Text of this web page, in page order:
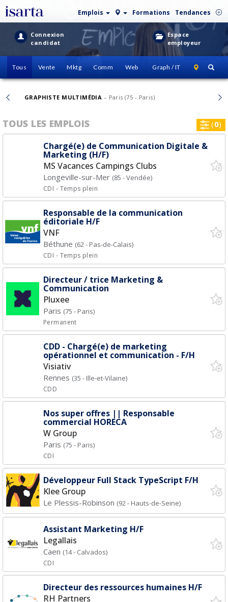
Emplois Formations Tendances
Connexion
candidat
Espace
employeur
Tous Vente Mktg Comm Web Graph / IT
- Paris)
CHARGÉ(E) DE COMMUNICATION ET
EN SÉJOUR – Laval (38 - Isère)
TOUS LES EMPLOIS (0)
Chargé(e) de Communication Digitale &
Marketing (H/F)
MS Vacances Campings Clubs
Longeville-sur-Mer (85 - Vendée)
CDI - Temps plein
Responsable de la communication
éditoriale H/F
VNF
Béthune (62 - Pas-de-Calais)
CDI - Temps plein
Directeur / trice Marketing &
Communication
Pluxee
Paris (75 - Paris)
Permanent
CDD - Chargé(e) de marketing
opérationnel et communication - F/H
Visiativ
Rennes (35 - Ille-et-Vilaine)
CDD
Nos super offres || Responsable
commercial HORECA
W Group
Paris (75 - Paris)
CDI
Développeur Full Stack TypeScript F/H
Klee Group
Le Plessis-Robinson (92 - Hauts-de-Seine)
Assistant Marketing H/F
Legallais
Caen (14 - Calvados)
CDI
Directeur des ressources humaines H/F
RH Partners